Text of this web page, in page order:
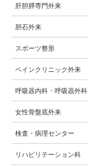
肝胆膵専門外来
胆石外来
スポーツ整形
ペインクリニック外来
呼吸器内科・呼吸器外科
女性骨盤底外来
検査・病理センター
リハビリテーション科